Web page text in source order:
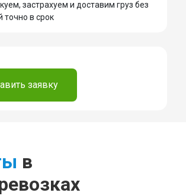
застрахуем и доставим груз без
в срок
заявку
в